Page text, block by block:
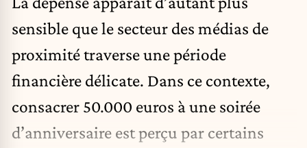
sensible que le secteur des médias de
proximité traverse une période
financière délicate. Dans ce contexte,
consacrer 50.000 euros à une soirée
d’anniversaire est perçu par certains